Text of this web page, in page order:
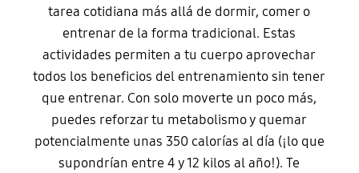
tarea cotidiana más allá de dormir, comer o
entrenar de la forma tradicional. Estas
actividades permiten a tu cuerpo aprovechar
todos los beneficios del entrenamiento sin tener
que entrenar. Con solo moverte un poco más,
puedes reforzar tu metabolismo y quemar
potencialmente unas 350 calorías al día (¡lo que
supondrían entre 4 y 12 kilos al año!). Te